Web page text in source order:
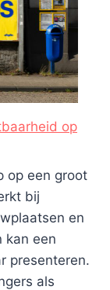
op
op een groot
bij
en
kan een
presenteren.
als